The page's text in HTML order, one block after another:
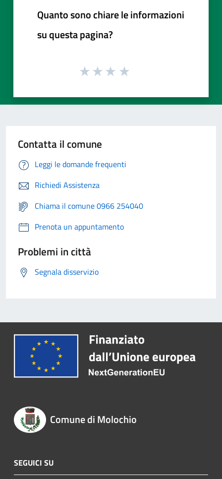
Quanto sono chiare le informazioni
su questa pagina?
Contatta il comune
Leggi le domande frequenti
Richiedi Assistenza
Chiama il comune 0966 254040
Prenota un appuntamento
Problemi in città
Segnala disservizio
Comune di Molochio
SEGUICI SU